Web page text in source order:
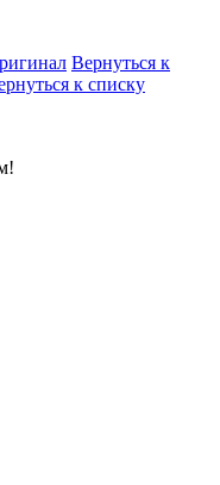
Вернуться к
к списку